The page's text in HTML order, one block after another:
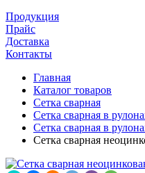
Продукция
Прайс
Доставка
Контакты
Главная
Каталог товаров
Сетка сварная
Сетка сварная в
Сетка сварная в
Сетка сварная